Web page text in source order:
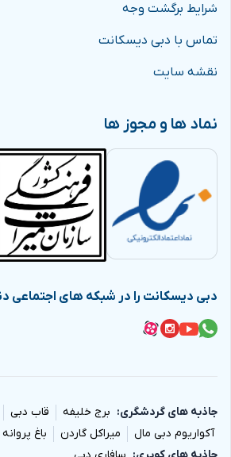
شرایط برگشت وجه
تماس با دبی دیسکانت
نقشه سایت
نماد ها و مجوز ها
دبی دیسکانت را در شبکه های اجتماعی
جاذبه های گردشگری برج خلیفه قاب دبی
آکواریوم دبی مال
میراکل گاردن باغ